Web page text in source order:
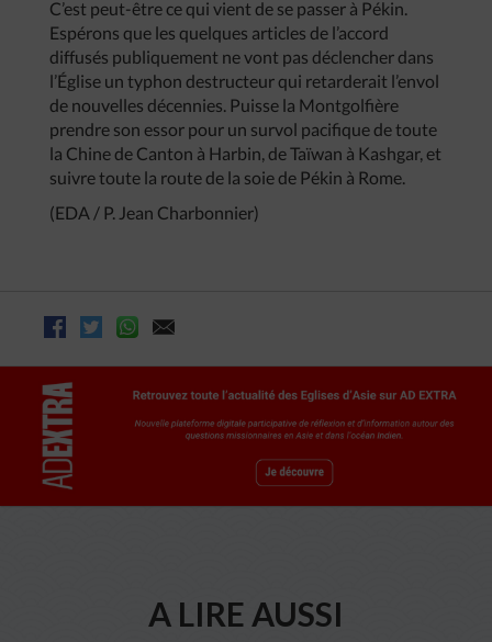
C’est peut-être ce qui vient de se passer à Pékin.
Espérons que les quelques articles de l’accord
diffusés publiquement ne vont pas déclencher dans
l’Église un typhon destructeur qui retarderait l’envol
de nouvelles décennies. Puisse la Montgolfière
prendre son essor pour un survol pacifique de toute
la Chine de Canton à Harbin, de Taïwan à Kashgar, et
suivre toute la route de la soie de Pékin à Rome.
(EDA / P. Jean Charbonnier)
A LIRE AUSSI